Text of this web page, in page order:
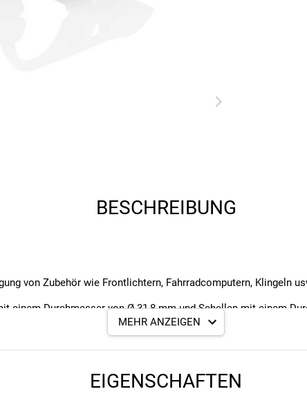
BESCHREIBUNG
von Zubehör wie Frontlichtern, Fahrradcomputern, Klingeln
einem Durchmesser von Ø 31,8 mm und Schellen mit einem
erforderlich.
MEHR ANZEIGEN
EIGENSCHAFTEN